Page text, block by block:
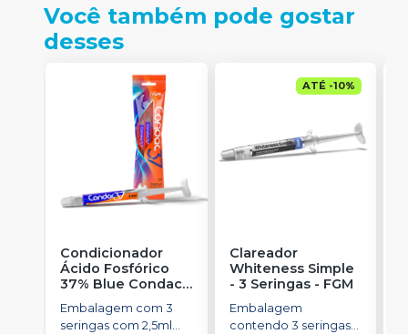
Você também pode gostar
desses
Condicionador
Ácido Fosfórico
37% Blue Condac-
FGM
Embalagem com 3
seringas com 2,5ml
ATÉ -10%
Clareador
Whiteness Simple
- 3 Seringas- FGM
Embalagem
contendo 3 seringas